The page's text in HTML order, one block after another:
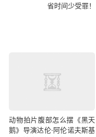
省时间少受罪！
动物拍片腹部怎么摆《黑天
鹅》导演达伦·阿伦诺夫斯基